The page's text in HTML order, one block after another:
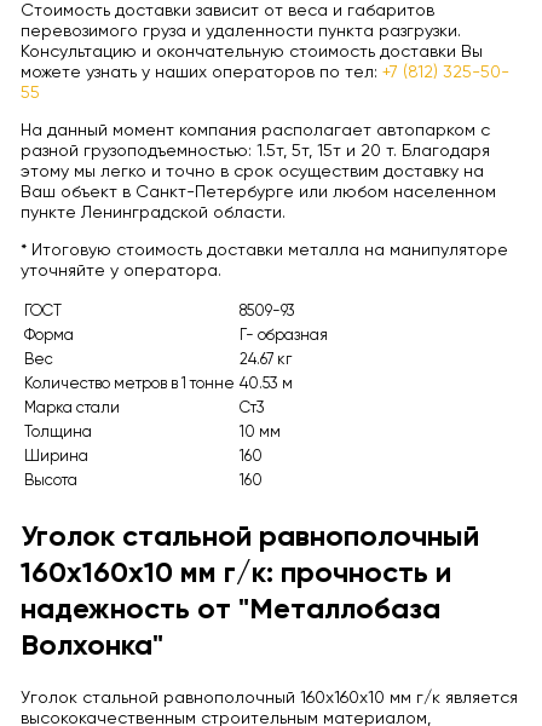
Стоимость доставки зависит от веса и габаритов
перевозимого груза и удаленности пункта разгрузки.
Консультацию и окончательную стоимость доставки Вы
можете узнать у наших операторов по тел: +7 (812) 325-50-
55
На данный момент компания располагает автопарком с
разной грузоподъемностью: 1.5т, 5т, 15т и 20 т. Благодаря
этому мы легко и точно в срок осуществим доставку на
Ваш объект в Санкт-Петербурге или любом населенном
пункте Ленинградской области.
* Итоговую стоимость доставки металла на манипуляторе
уточняйте у оператора.
ГОСТ
8509-93
Форма
Г- образная
Вес
24.67 кг
Количество метров в 1 тонне 40.53 м
Марка стали
Ст3
Толщина
10 мм
Ширина
160
Высота
160
Уголок стальной равнополочный
160x160x10 мм г/к: прочность и
надежность от "Металлобаза
Волхонка"
Уголок стальной равнополочный 160x160x10 мм г/к является
высококачественным строительным материалом,